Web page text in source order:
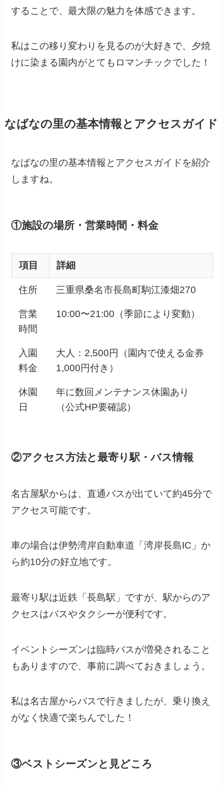
することで、最大限の魅力を体感できます。
私はこの移り変わりを見るのが大好きで、夕焼
けに染まる園内がとてもロマンチックでした！
なばなの里の基本情報とアクセスガイド
なばなの里の基本情報とアクセスガイドを紹介
しますね。
①施設の場所・営業時間・料金
項目 詳細
住所 三重県桑名市長島町駒江漆畑270
営業
時間
10:00〜21:00（季節により変動）
入園
料金
大人：2,500円（園内で使える金券
1,000円付き）
休園
日
年に数回メンテナンス休園あり
（公式HP要確認）
②アクセス方法と最寄り駅・バス情報
名古屋駅からは、直通バスが出ていて約45分で
アクセス可能です。
車の場合は伊勢湾岸自動車道「湾岸長島IC」か
ら約10分の好立地です。
最寄り駅は近鉄「長島駅」ですが、駅からのア
クセスはバスやタクシーが便利です。
イベントシーズンは臨時バスが増発されること
もありますので、事前に調べておきましょう。
私は名古屋からバスで行きましたが、乗り換え
がなく快適で楽ちんでした！
③ベストシーズンと見どころ